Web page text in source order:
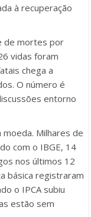
à recuperação
de mortes por
vidas foram
chega a
O número é
entorno
Milhares de
com o IBGE, 14
nos últimos 12
básica registraram
o IPCA subiu
estão sem